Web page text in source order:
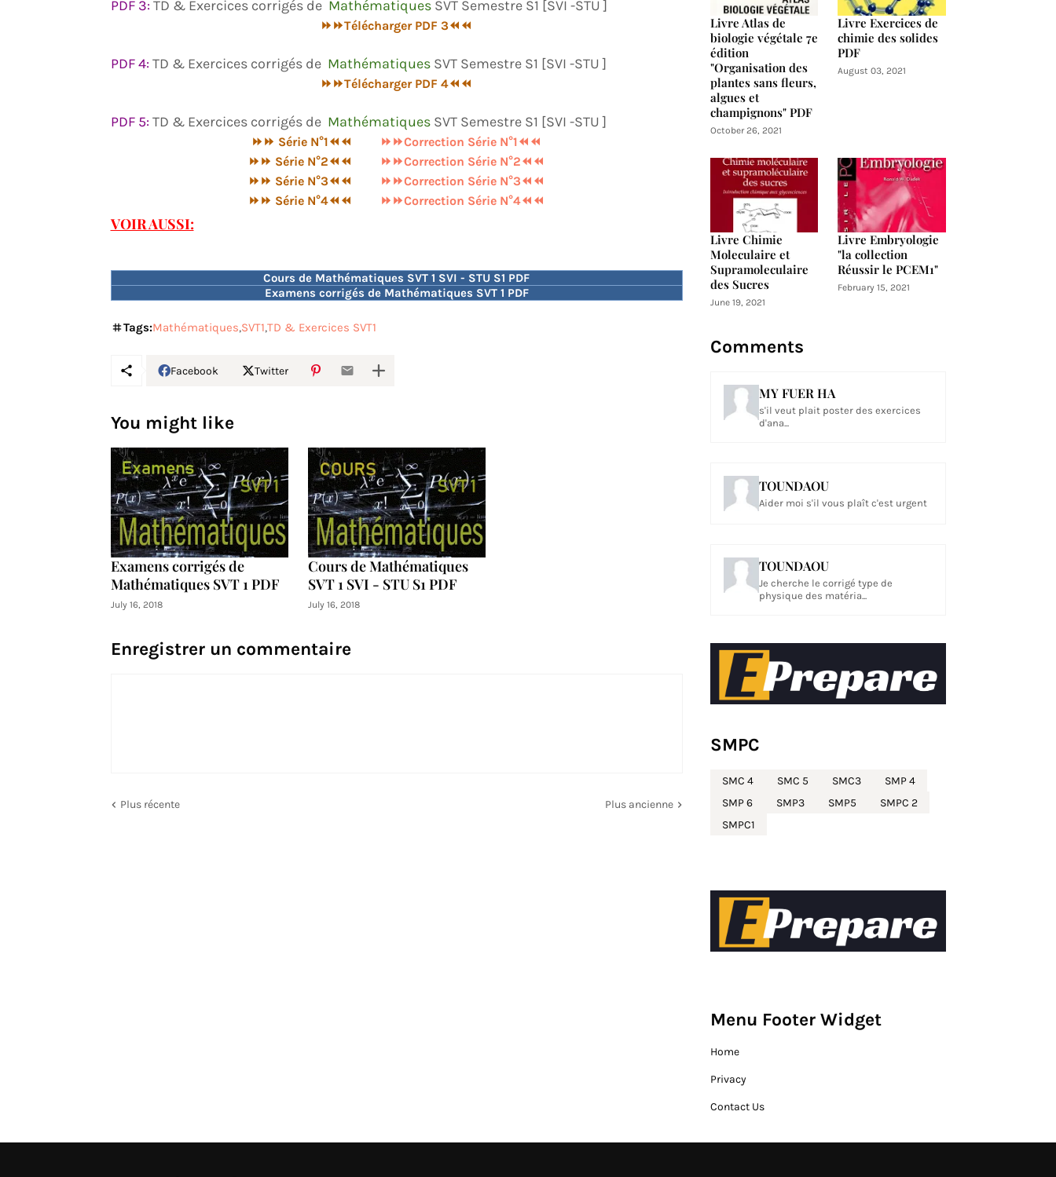
PDF 3: TD & Exercices corrigés de MathématiquesSVT Semestre S1 [SVI -STU ]
⏩⏩Télécharger PDF 3⏪⏪
PDF 4: TD & Exercices corrigés de MathématiquesSVT Semestre S1 [SVI -STU ]
⏩⏩Télécharger PDF 4⏪⏪
PDF 5: TD & Exercices corrigés de MathématiquesSVT Semestre S1 [SVI -STU ]
⏩⏩ Série N°1⏪⏪
⏩⏩Correction Série N°1⏪⏪
⏩⏩ Série N°2⏪⏪
⏩⏩Correction Série N°2⏪⏪
⏩⏩ Série N°3⏪⏪
⏩⏩Correction Série N°3⏪⏪
⏩⏩ Série N°4⏪⏪
⏩⏩Correction Série N°4⏪⏪
VOIR AUSSI:
Cours de Mathématiques SVT 1 SVI - STU S1 PDF
Examens corrigés de Mathématiques SVT 1 PDF
Tags:MathématiquesSVT1TD & Exercices SVT1
Facebook Twitter
You might like
Examens corrigés de
Mathématiques SVT 1 PDF
July 16, 2018
Cours de Mathématiques
SVT 1 SVI - STU S1 PDF
July 16, 2018
Enregistrer un commentaire
Plus récente Plus ancienne
Livre Atlas de
biologie végétale 7e
édition
"Organisation des
plantes sans fleurs,
algues et
champignons" PDF
October 26, 2021
Livre Exercices de
chimie des solides
PDF
August 03, 2021
Livre Chimie
Moleculaire et
Supramoleculaire
des Sucres
June 19, 2021
Livre Embryologie
"la collection
Réussir le PCEM1"
February 15, 2021
Comments
MY FUER HA
s'il veut plait poster des exercices
d'ana...
TOUNDAOU
Aider moi s'il vous plaît c'est urgent
TOUNDAOU
Je cherche le corrigé type de
physique des matéria...
SMPC
SMC 4 SMC 5 SMC3
SMP 4
SMP 6
SMP3 SMP5
SMPC 2
SMPC1
Menu Footer Widget
Home
Privacy
Contact Us